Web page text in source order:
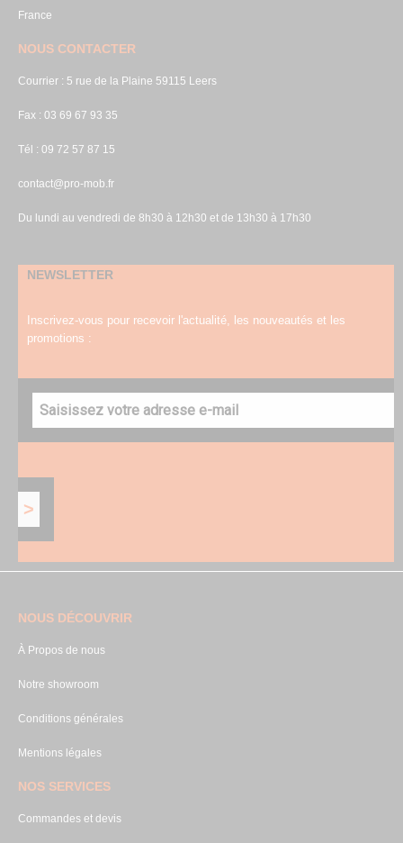
France
NOUS CONTACTER
Courrier : 5 rue de la Plaine 59115 Leers
Fax : 03 69 67 93 35
Tél : 09 72 57 87 15
contact@pro-mob.fr
Du lundi au vendredi de 8h30 à 12h30 et de 13h30 à 17h30
NEWSLETTER
Inscrivez-vous pour recevoir l'actualité, les nouveautés et les
promotions :
NOUS DÉCOUVRIR
À Propos de nous
Notre showroom
Conditions générales
Mentions légales
NOS SERVICES
Commandes et devis